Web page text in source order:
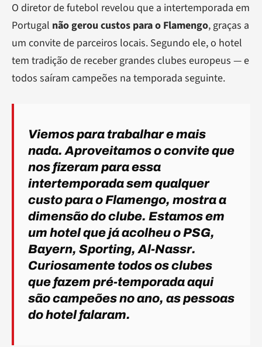
O diretor de futebol revelou que a intertemporada em
Portugal não gerou custos para o Flamengo, graças a
um convite de parceiros locais. Segundo ele, o hotel
tem tradição de receber grandes clubes europeus — e
todos saíram campeões na temporada seguinte.
Viemos para trabalhar e mais
nada. Aproveitamos o convite que
nos fizeram para essa
intertemporada sem qualquer
custo para o Flamengo, mostra a
dimensão do clube. Estamos em
um hotel que já acolheu o PSG,
Bayern, Sporting, Al-Nassr.
Curiosamente todos os clubes
que fazem pré-temporada aqui
são campeões no ano, as pessoas
do hotel falaram.